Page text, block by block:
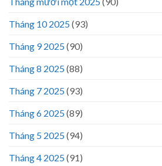
Tháng 10 2025(93)
Tháng 9 2025(90)
Tháng 8 2025(88)
Tháng 7 2025(93)
Tháng 6 2025(89)
Tháng 5 2025(94)
Tháng 4 2025(91)